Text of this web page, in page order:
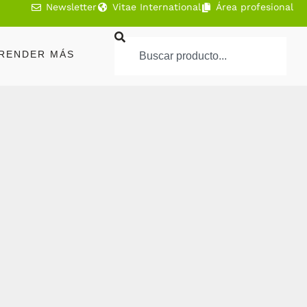
Newsletter Vitae International Área profesional
MÁS